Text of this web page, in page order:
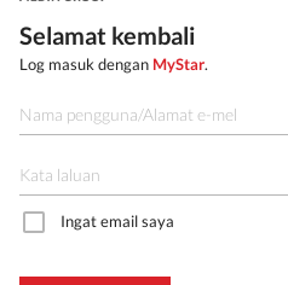
Selamat kembali
Log masuk dengan MyStar.
Ingat email saya